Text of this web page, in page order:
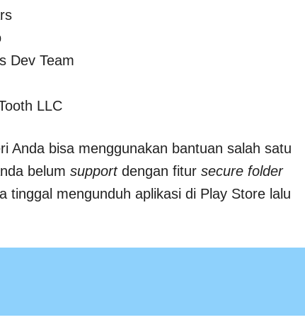
Dev Team
LLC
Anda bisa menggunakan bantuan salah satu
belum supportdengan fitur secure folder
tinggal mengunduh aplikasi di Play Store lalu